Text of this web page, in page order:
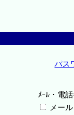
パス
ﾒｰﾙ・電
メー